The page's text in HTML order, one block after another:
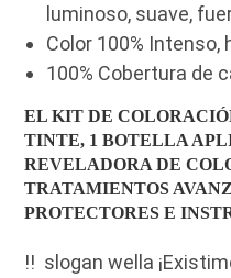
luminoso, suave,
Color 100% Intenso,
100% Cobertura de
EL KIT DE
TINTE, 1 BOTELLA
REVELADORA DE
TRATAMIENTOS
PROTECTORES E
!! slogan wella